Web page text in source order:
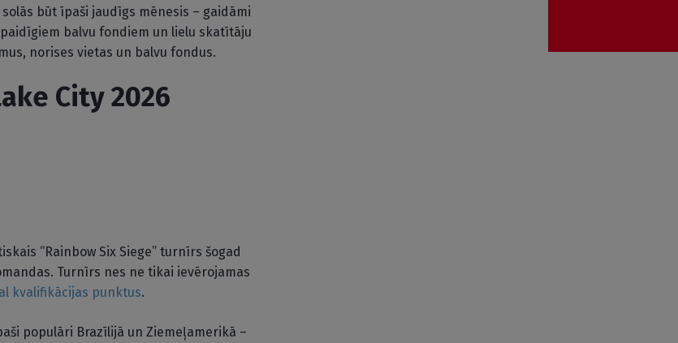
solās būt īpaši jaudīgs mēnesis – gaidāmi
balvu fondiem un lielu skatītāju
norises vietas un balvu fondus.
City 2026
“Rainbow Six Siege” turnīrs šogad
Turnīrs nes ne tikai ievērojamas
kvalifikācijas punktus.
populāri Brazīlijā un Ziemeļamerikā –